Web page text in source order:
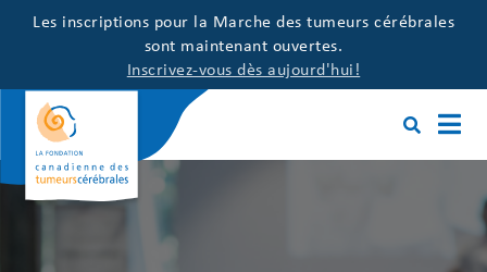
Les inscriptions pour la Marche des tumeurs cérébrales
sont maintenant ouvertes.
Inscrivez-vous dès aujourd'hui!